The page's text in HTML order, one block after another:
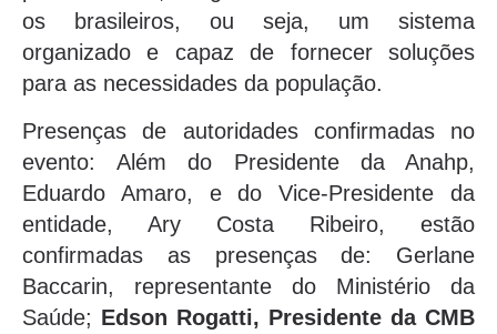
os brasileiros, ou seja, um sistema
organizado e capaz de fornecer soluções
para as necessidades da população.
Presenças de autoridades confirmadas no
evento: Além do Presidente da Anahp,
Eduardo Amaro, e do Vice-Presidente da
entidade, Ary Costa Ribeiro, estão
confirmadas as presenças de: Gerlane
Baccarin, representante do Ministério da
Saúde; Edson Rogatti, Presidente da CMB